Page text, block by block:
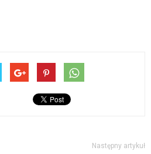
Następny artykuł